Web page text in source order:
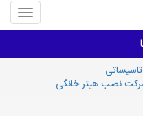
منوی
سایت
ساختمان
نصب هیتر خانگی